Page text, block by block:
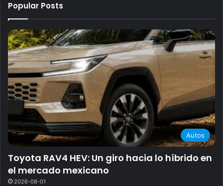
Popular Posts
Autos
Toyota RAV4 HEV: Un giro hacia lo híbrido en
el mercado mexicano
2026-08-01